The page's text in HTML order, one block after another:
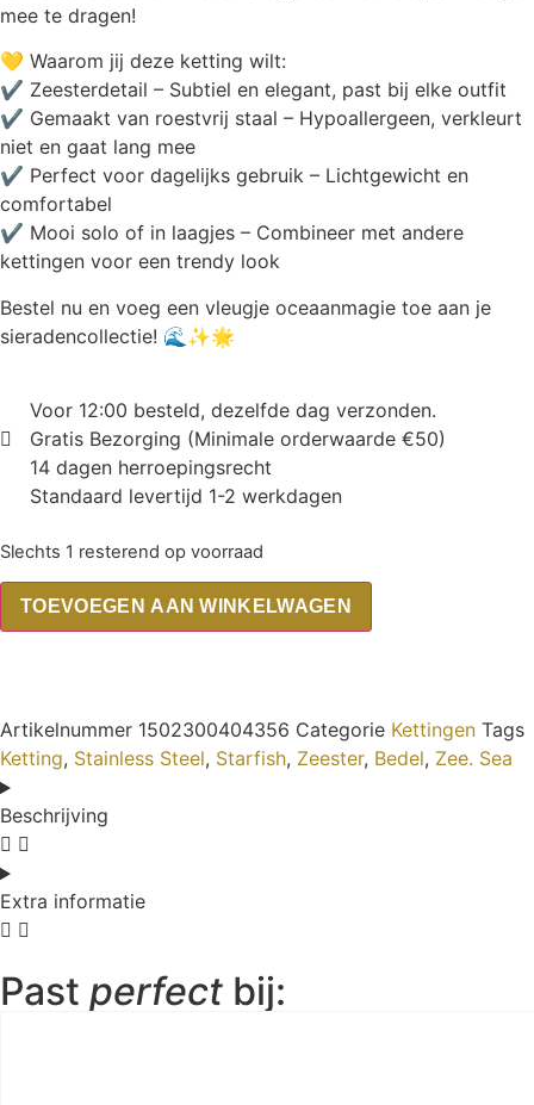
mee te dragen!
💛 Waarom jij deze ketting wilt:
✔ Zeesterdetail – Subtiel en elegant, past bij elke outfit
✔ Gemaakt van roestvrij staal – Hypoallergeen, verkleurt
niet en gaat lang mee
✔ Perfect voor dagelijks gebruik – Lichtgewicht en
comfortabel
✔ Mooi solo of in laagjes – Combineer met andere
kettingen voor een trendy look
Bestel nu en voeg een vleugje oceaanmagie toe aan je
sieradencollectie! 🌊✨🌟
Voor 12:00 besteld, dezelfde dag verzonden.
Gratis Bezorging (Minimale orderwaarde €50)
14 dagen herroepingsrecht
Standaard levertijd 1-2 werkdagen
Slechts 1 resterend op voorraad
TOEVOEGEN AAN WINKELWAGEN
Artikelnummer 1502300404356 Categorie Kettingen Tags
Ketting, Stainless Steel, Starfish, Zeester, Bedel, Zee. Sea
Beschrijving
Extra informatie
Past perfect bij: